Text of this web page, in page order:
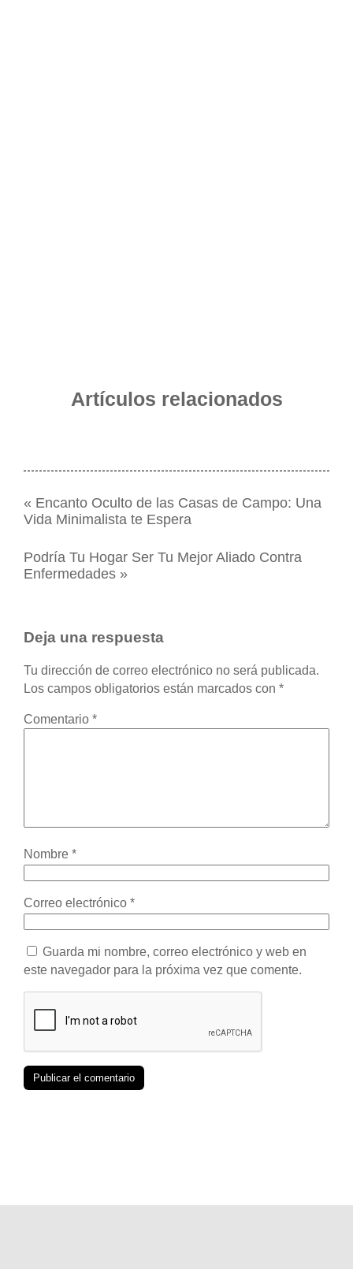
Artículos relacionados
« Encanto Oculto de las Casas de Campo: Una
Vida Minimalista te Espera
Podría Tu Hogar Ser Tu Mejor Aliado Contra
Enfermedades »
Deja una respuesta
Tu dirección de correo electrónico no será publicada.
Los campos obligatorios están marcados con *
Comentario *
Nombre *
Correo electrónico *
Guarda mi nombre, correo electrónico y web en
este navegador para la próxima vez que comente.